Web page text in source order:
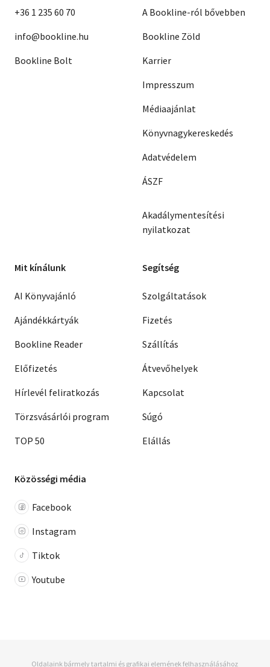
+36 1 235 60 70
info@bookline.hu
Bookline Bolt
A Bookline-ról bővebben
Bookline Zöld
Karrier
Impresszum
Médiaajánlat
Könyvnagykereskedés
Adatvédelem
ÁSZF
Akadálymentesítési
nyilatkozat
Mit kínálunk
AI Könyvajánló
Ajándékkártyák
Bookline Reader
Előfizetés
Hírlevél feliratkozás
Törzsvásárlói program
TOP 50
Segítség
Szolgáltatások
Fizetés
Szállítás
Átvevőhelyek
Kapcsolat
Súgó
Elállás
Közösségi média
Facebook
Instagram
Tiktok
Youtube
Oldalaink bármely tartalmi és grafikai elemének felhasználásához